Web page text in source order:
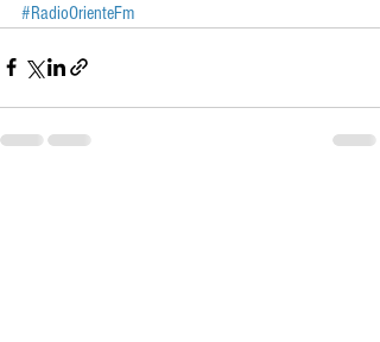
#RadioOrienteFm